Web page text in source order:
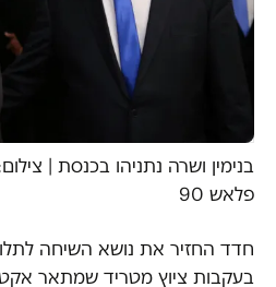
בנימין ושרה נתניהו בכנסת |
פלאש 90
חדד החזיר את נושא השיחה
בעקבות ציוץ מטריד שמתאר אקט